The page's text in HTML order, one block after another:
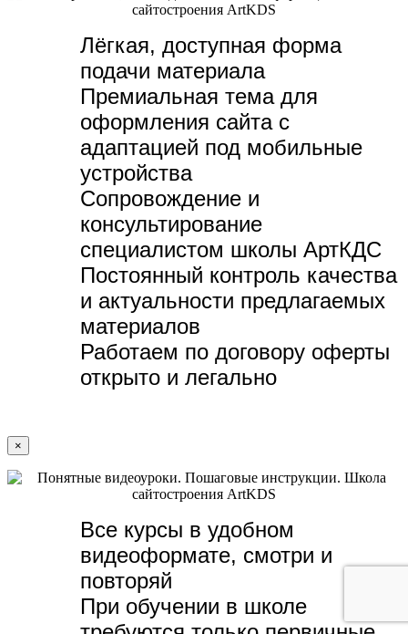
Лёгкая, доступная форма
подачи материала
Премиальная тема для
оформления сайта с
адаптацией под мобильные
устройства
Сопровождение и
консультирование
специалистом школы АртКДС
Постоянный контроль качества
и актуальности предлагаемых
материалов
Работаем по договору оферты
открыто и легально
×
Все курсы в удобном
видеоформате, смотри и
повторяй
При обучении в школе